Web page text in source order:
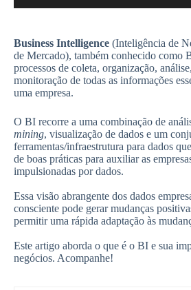
áudio
Business Intelligence (Inteligência de
de Mercado), também conhecido como
processos de coleta, organização,
monitoração de todas as informações
uma empresa.
O BI recorre a uma combinação de
mining, visualização de dados e um
ferramentas/infraestrutura para dados
de boas práticas para auxiliar as
impulsionadas por dados.
Essa visão abrangente dos dados
consciente pode gerar mudanças
permitir uma rápida adaptação às
Este artigo aborda o que é o BI e sua
negócios. Acompanhe!